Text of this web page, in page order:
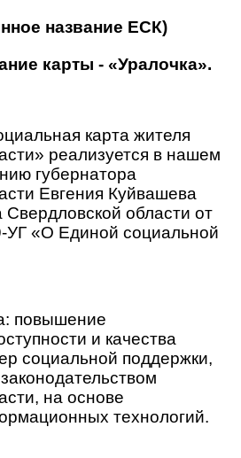
название ЕСК)
карты - «Уралочка».
карта жителя
реализуется в нашем
губернатора
Евгения Куйвашева
Свердловской области от
УГ «О Единой социальной
повышение
и качества
социальной поддержки,
на основе
технологий.